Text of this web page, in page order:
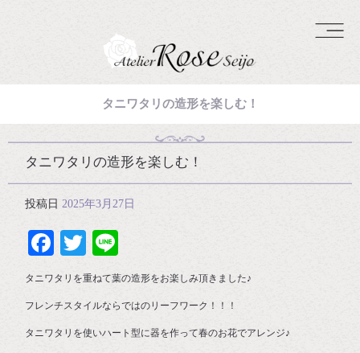
タニワタリの造形を楽しむ！
タニワタリの造形を楽しむ！
投稿日 2025年3月27日
Facebook
Twitter
タニワタリを重ねて葉の造形をお楽しみ頂きました♪
フレンチスタイルならではのリーフワーク！！！
タニワタリを使いハート型に器を作って春のお花でアレンジ♪